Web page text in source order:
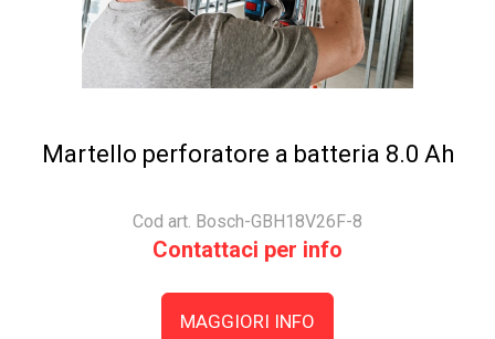
Martello perforatore a batteria 8.0 Ah
Cod art. Bosch-GBH18V26F-8
Contattaci per info
MAGGIORI INFO